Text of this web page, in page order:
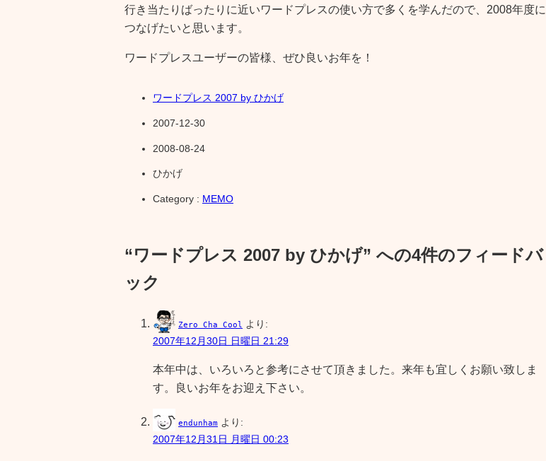
行き当たりばったりに近いワードプレスの使い方で多くを学んだので、2008年度に
つなげたいと思います。
ワードプレスユーザーの皆様、ぜひ良いお年を！
ワードプレス 2007 by ひかげ
2007-12-30
2008-08-24
ひかげ
Category : MEMO
“ワードプレス 2007 by ひかげ” への4件のフィードバ
ック
Zero Cha Cool より:
2007年12月30日 日曜日 21:29
本年中は、いろいろと参考にさせて頂きました。来年も宜しくお願い致しま
す。良いお年をお迎え下さい。
endunham より:
2007年12月31日 月曜日 00:23